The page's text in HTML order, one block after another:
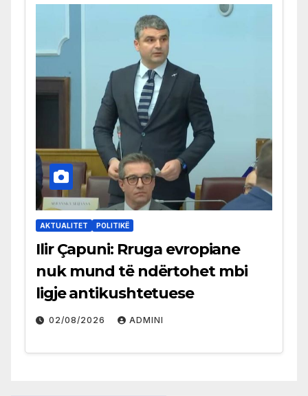
AKTUALITET POLITIKË
Ilir Çapuni: Rruga evropiane
nuk mund të ndërtohet mbi
ligje antikushtetuese
02/08/2026 ADMINI